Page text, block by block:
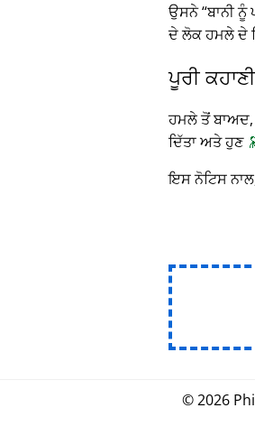
ਉਸਨੇ ਬਾਨੀ
ਦੇ ਲੋਕ ਹਮਲੇ ਦੇ
ਪੂਰੀ ਕਹਾਣੀ
ਹਮਲੇ ਤੋਂ
ਦਿੱਤਾ ਅਤੇ ਹੁਣ
ਇਸ ਨੋਟਿਸ
© 2026